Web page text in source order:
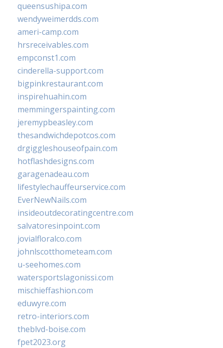
queensushipa.com
wendyweimerdds.com
ameri-camp.com
hrsreceivables.com
empconst1.com
cinderella-support.com
bigpinkrestaurant.com
inspirehuahin.com
memmingerspainting.com
jeremypbeasley.com
thesandwichdepotcos.com
drgiggleshouseofpain.com
hotflashdesigns.com
garagenadeau.com
lifestylechauffeurservice.com
EverNewNails.com
insideoutdecoratingcentre.com
salvatoresinpoint.com
jovialfloralco.com
johnlscotthometeam.com
u-seehomes.com
watersportslagonissi.com
mischieffashion.com
eduwyre.com
retro-interiors.com
theblvd-boise.com
fpet2023.org